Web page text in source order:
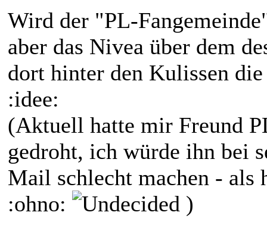
Wird der "PL-
aber das Nivea über dem
dort hinter den Kulissen
:idee:
(Aktuell hatte mir Freund
gedroht, ich würde ihn bei
Mail schlecht machen - als
:ohno:
)